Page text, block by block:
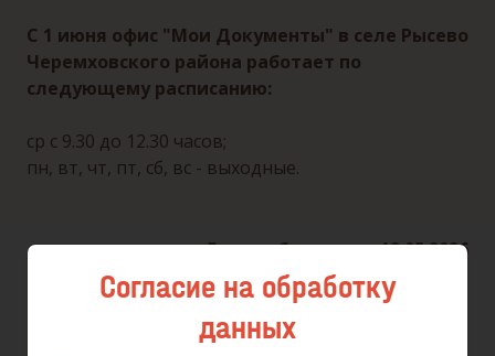
С 1 июня офис "Мои Документы" в селе Рысево
Черемховского района работает по
следующему расписанию:
ср с 9.30 до 12.30 часов;
пн, вт, чт, пт, сб, вс - выходные.
Дата публикации: 12.05.2026
Согласие на обработку
данных